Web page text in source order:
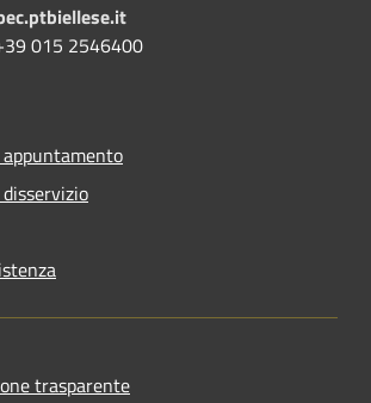
015 2546400
trasparente